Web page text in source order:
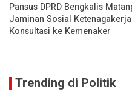
Pansus DPRD Bengkalis
Jaminan Sosial
Konsultasi ke Kemenaker
Trending di Politik